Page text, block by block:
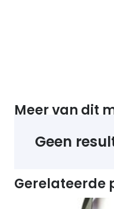
Meer van dit
Geen
Gerelateerde